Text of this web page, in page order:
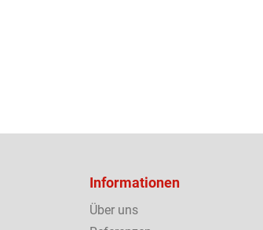
Informationen
Über uns